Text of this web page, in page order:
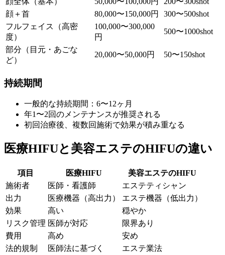
顔＋首
80,000〜150,000円
300〜500shot
フルフェイス（高密
度）
100,000〜300,000
円
500〜1000shot
部分（目元・あごな
ど）
20,000〜50,000円 50〜150shot
持続期間
一般的な持続期間：6〜12ヶ月
年1〜2回のメンテナンスが推奨される
初回治療後、複数回施術で効果が積み重なる
医療HIFUと美容エステのHIFUの違い
項目 医療HIFU
美容エステのHIFU
施術者
医師・看護師
エステティシャン
出力
医療機器（高出力）
エステ機器（低出力）
効果
高い
穏やか
リスク管理 医師が対応
限界あり
費用
高め
安め
法的規制
医師法に基づく エステ業法